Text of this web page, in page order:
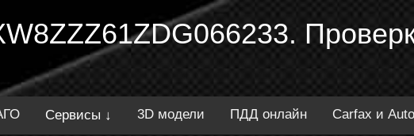
Сервисы ↓ 3D модели ПДД онлайн Carfax и